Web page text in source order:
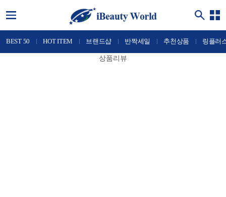
BEST 50 HOT ITEM 브랜드샵 반짝세일 추천상품 링플러
상품리뷰